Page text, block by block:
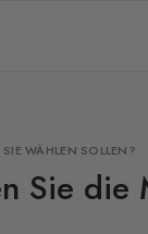
WÄHLEN SOLLEN?
Sie die